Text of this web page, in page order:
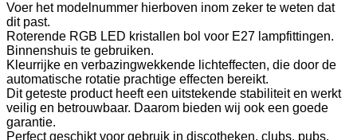
Voer het modelnummer hierboven inom zeker te weten dat
dit past.
Roterende RGB LED kristallen bol voor E27 lampfittingen.
Binnenshuis te gebruiken.
Kleurrijke en verbazingwekkende lichteffecten, die door de
automatische rotatie prachtige effecten bereikt.
Dit geteste product heeft een uitstekende stabiliteit en werkt
veilig en betrouwbaar. Daarom bieden wij ook een goede
garantie.
Perfect geschikt voor gebruik in discotheken, clubs, pubs,